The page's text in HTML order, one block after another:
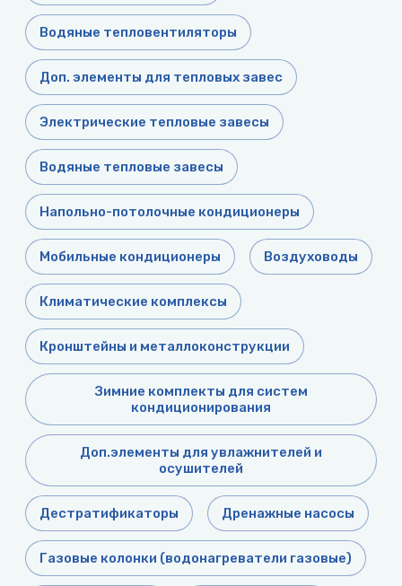
воздуха для
квартиры -
как и какой
выбрать
Виды
обогревателей
для дома
Показать
все
Тепломаш
ТОПОЛ-
Эван
Водяные тепловентиляторы
Доп. элементы для тепловых завес
Электрические тепловые завесы
Водяные тепловые завесы
Напольно-потолочные кондиционеры
Мобильные кондиционеры Воздуховоды
Климатические комплексы
Кронштейны и металлоконструкции
Зимние комплекты для систем
кондиционирования
Доп.элементы для увлажнителей и
осушителей
Дестратификаторы Дренажные насосы
Газовые колонки (водонагреватели газовые)